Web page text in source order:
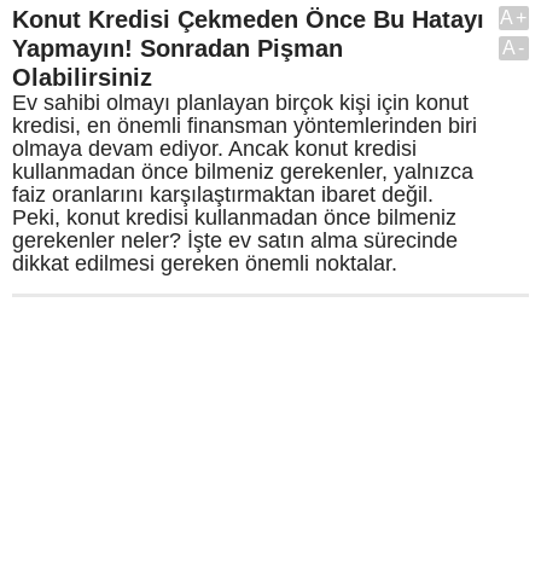
Konut Kredisi Çekmeden Önce Bu Hatayı
Yapmayın! Sonradan Pişman
Olabilirsiniz
Ev sahibi olmayı planlayan birçok kişi için konut
kredisi, en önemli finansman yöntemlerinden biri
olmaya devam ediyor. Ancak konut kredisi
kullanmadan önce bilmeniz gerekenler, yalnızca
faiz oranlarını karşılaştırmaktan ibaret değil.
Peki, konut kredisi kullanmadan önce bilmeniz
gerekenler neler? İşte ev satın alma sürecinde
dikkat edilmesi gereken önemli noktalar.
A+
A-